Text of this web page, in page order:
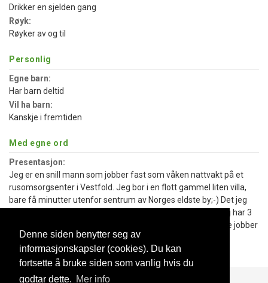
Denne siden benytter seg av
informasjonskapsler (cookies). Du kan
fortsette å bruke siden som vanlig hvis du
godtar dette. Mer info
Drikker en sjelden gang
Røyk:
Røyker av og til
Personlig
Egne barn:
Har barn deltid
Vil ha barn:
Kanskje i fremtiden
Med egne ord
Presentasjon:
Jeg er en snill mann som jobber fast som våken nattvakt på et
rusomsorgsenter i Vestfold. Jeg bor i en flott gammel liten villa,
bare få minutter utenfor sentrum av Norges eldste by;-) Det jeg
liker aller mest og gjøre med venner er å fiske på sjøen. Jeg har 3
store barn på 23, 17 og den minste er blitt 14 år. Når jeg ikke jobber
som miljøarbeider, finner du meg sikkert på den lokale
Sportsbutikken hvor jeg også jobber!